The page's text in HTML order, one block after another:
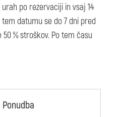
po rezervaciji in vsaj 14
datumu se do 7 dni pred
% stroškov. Po tem času
Ponudba